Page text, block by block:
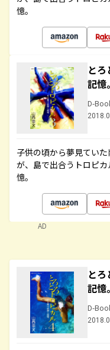
憶。
と
記
D-
子供の頃から夢見てい
が、島で出合うトロピ
憶。
AD
と
記
D-